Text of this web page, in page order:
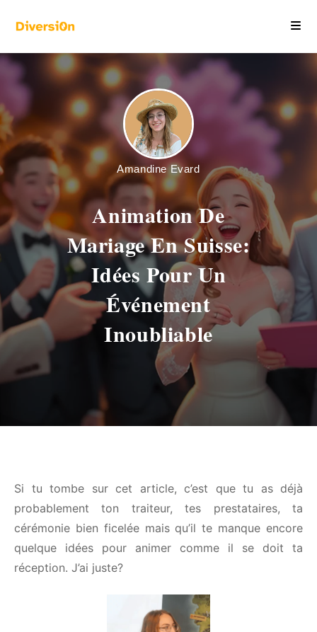
Amandine Evard
Animation De
Mariage En Suisse:
Idées Pour Un
Événement
Inoubliable
Si tu tombe sur cet article, c’est que tu as déjà
probablement ton traiteur, tes prestataires, ta
cérémonie bien ficelée mais qu’il te manque encore
quelque idées pour animer comme il se doit ta
réception. J’ai juste?